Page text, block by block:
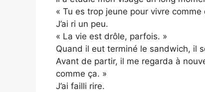
« Tu es trop jeune pour vivre comme
J’ai ri un peu.
« La vie est drôle, parfois. »
Quand il eut terminé le sandwich, il
Avant de partir, il me regarda à
comme ça. »
J’ai failli rire.